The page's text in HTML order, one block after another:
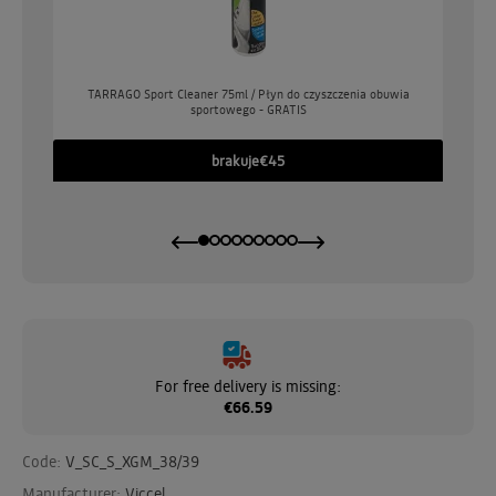
TARRAGO Sport Cleaner 75ml / Płyn do czyszczenia obuwia
sportowego - GRATIS
brakuje€45
For free delivery is missing:
€66.59
Code: V_SC_S_XGM_38/39